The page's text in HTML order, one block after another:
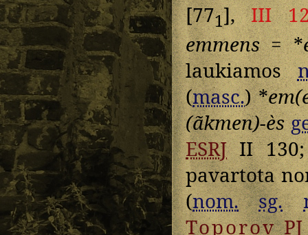
[771],III
emmens= *
laukiamos
(masc.) *
(ãkmen)-ès
ESRJII 130;
pavartota
(nom. sg.
ToporovPJ